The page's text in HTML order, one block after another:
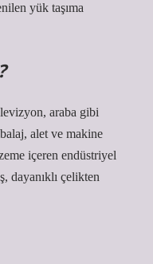
yük taşıma
araba gibi
alet ve makine
içeren endüstriyel
dayanıklı çelikten